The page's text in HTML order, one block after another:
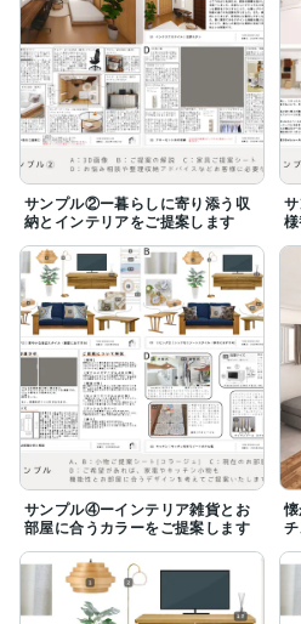
サンプル②ー暮らしに寄り添う収
納とインテリアをご提案します
サンプル④ーインテリア雑貨とお
部屋に合うカラーをご提案します